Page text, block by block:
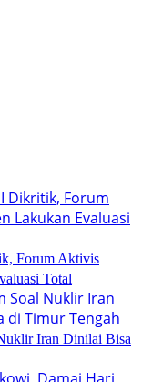
Forum Aktivis
Total
Iran Dinilai Bisa